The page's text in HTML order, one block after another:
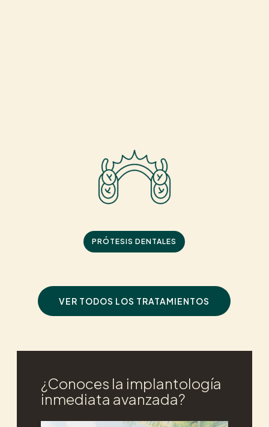
PRÓTESIS DENTALES
VER TODOS LOS TRATAMIENTOS
¿Conoces la implantología
inmediata avanzada?